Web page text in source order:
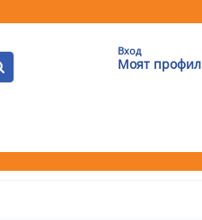
Вход
Моят профил